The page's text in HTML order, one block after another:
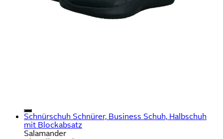
Schnürschuh Schnürer, Business Schuh, Halbschuh
mit Blockabsatz
Salamander